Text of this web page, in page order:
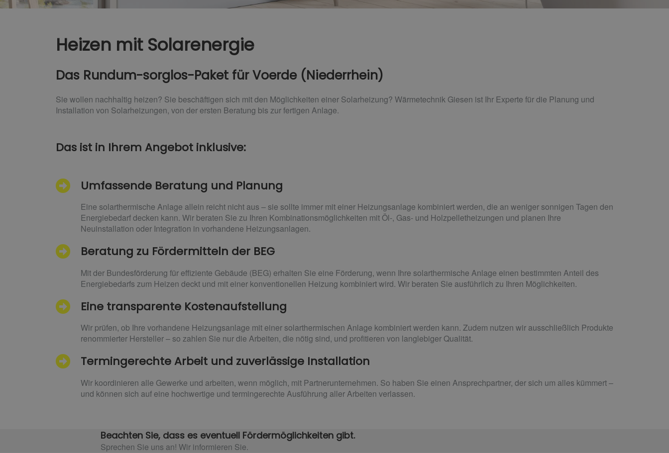
Heizen mit Solarenergie
Das Rundum-sorglos-Paket für Voerde (Niederrhein)
Sie wollen nachhaltig heizen? Sie beschäftigen sich mit den Möglichkeiten einer Solarheizung? Wärmetechnik Giesen ist Ihr Experte für die Planung und
Installation von Solarheizungen, von der ersten Beratung bis zur fertigen Anlage.
Das ist in Ihrem Angebot inklusive:
Umfassende Beratung und Planung
Eine solarthermische Anlage allein reicht nicht aus – sie sollte immer mit einer Heizungsanlage kombiniert werden, die an weniger sonnigen Tagen den
Energiebedarf decken kann. Wir beraten Sie zu Ihren Kombinationsmöglichkeiten mit Öl-, Gas- und Holzpelletheizungen und planen Ihre
Neuinstallation oder Integration in vorhandene Heizungsanlagen.
Beratung zu Fördermitteln der BEG
Mit der Bundesförderung für effiziente Gebäude (BEG) erhalten Sie eine Förderung, wenn Ihre solarthermische Anlage einen bestimmten Anteil des
Energiebedarfs zum Heizen deckt und mit einer konventionellen Heizung kombiniert wird. Wir beraten Sie ausführlich zu Ihren Möglichkeiten.
Eine transparente Kostenaufstellung
Wir prüfen, ob Ihre vorhandene Heizungsanlage mit einer solarthermischen Anlage kombiniert werden kann. Zudem nutzen wir ausschließlich Produkte
renommierter Hersteller – so zahlen Sie nur die Arbeiten, die nötig sind, und profitieren von langlebiger Qualität.
Termingerechte Arbeit und zuverlässige Installation
Wir koordinieren alle Gewerke und arbeiten, wenn möglich, mit Partnerunternehmen. So haben Sie einen Ansprechpartner, der sich um alles kümmert –
und können sich auf eine hochwertige und termingerechte Ausführung aller Arbeiten verlassen.
Beachten Sie, dass es eventuell Fördermöglichkeiten gibt.
Sprechen Sie uns an! Wir informieren Sie.